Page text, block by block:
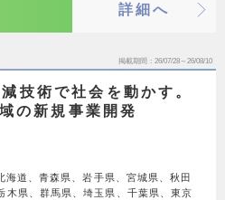
詳細へ
掲載期間 26/07/28～26/08/10
技術で社会を動かす。
の新規事業開発
海道、青森県、岩手県、宮城県、秋田
木県、群馬県、埼玉県、千葉県、東京